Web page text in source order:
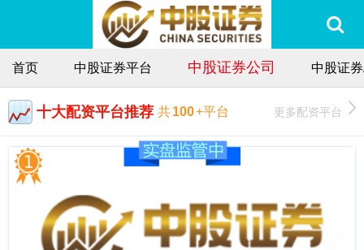
首页 中股证券平台 中股证券公司 中股证
十大配资平台推荐 共100+平台 更多配资平台